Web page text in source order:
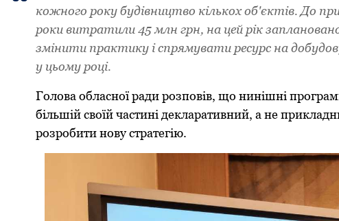
кожного року будівництво кількох об'єктів. До
роки витратили 45 млн грн, на цей рік
змінити практику і спрямувати ресурс на
у цьому році.
Голова обласної ради розповів, що нинішні
більшій своїй частині декларативний, а не
розробити нову стратегію.